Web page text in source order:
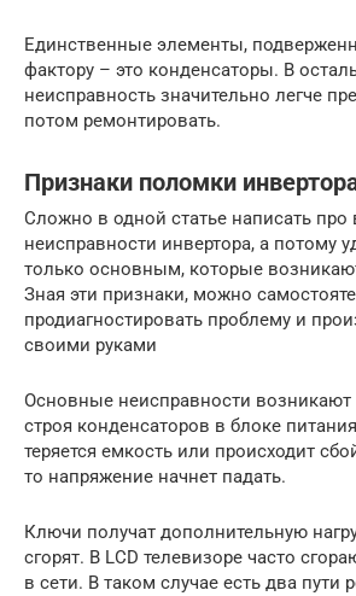
Единственные элементы,
фактору – это конденсаторы. В
неисправность значительно легче
потом ремонтировать.
Признаки поломки
Сложно в одной статье написать
неисправности инвертора, а потому
только основным, которые
Зная эти признаки, можно
продиагностировать проблему и
своими руками
Основные неисправности возникают
строя конденсаторов в блоке
теряется емкость или происходит
то напряжение начнет падать.
Ключи получат дополнительную
сгорят. В LCD телевизоре часто
в сети. В таком случае есть два